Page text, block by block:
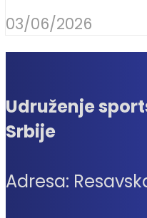
03/06/2026
Udruženje
Srbije
Adresa: